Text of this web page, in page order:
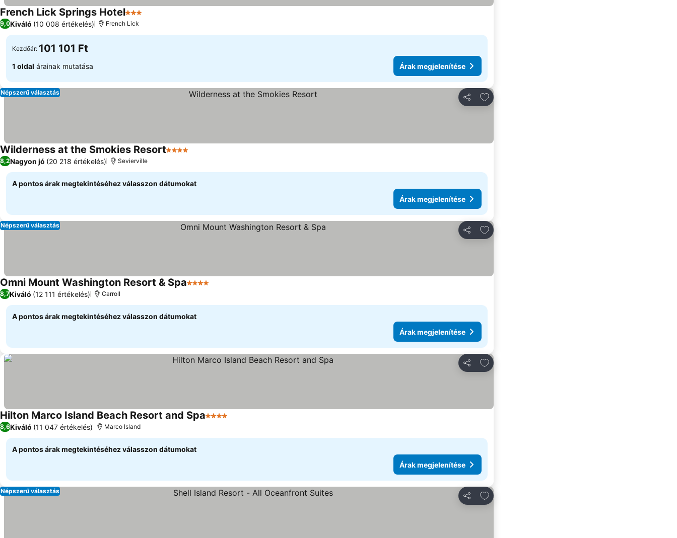
French Lick Springs Hotel3 Kategória
9,0Kiváló (10 008 értékelés) French Lick
Kezdőár: 101 101 Ft
1 oldal árainak mutatása Árak megjelenítése
Megosztás
Hozzáadás a kedvencekhez
Népszerű választás
Wilderness at the Smokies Resort4 Kategória
8,2Nagyon jó (20 218 értékelés) Sevierville
A pontos árak megtekintéséhez válasszon dátumokat
Árak megjelenítése
Megosztás
Hozzáadás a kedvencekhez
Népszerű választás
Omni Mount Washington Resort & Spa4 Kategória
8,7Kiváló (12 111 értékelés) Carroll
A pontos árak megtekintéséhez válasszon dátumokat
Árak megjelenítése
Megosztás
Hozzáadás a kedvencekhez
Hilton Marco Island Beach Resort and Spa4 Kategória
8,6Kiváló (11 047 értékelés) Marco Island
A pontos árak megtekintéséhez válasszon dátumokat
Árak megjelenítése
Megosztás
Hozzáadás a kedvencekhez
Népszerű választás